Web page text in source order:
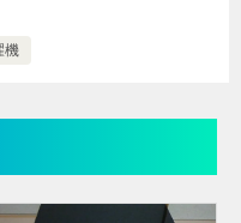
機